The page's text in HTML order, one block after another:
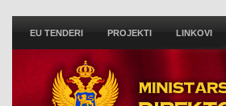
EU TENDERI PROJEKTI LINKOVI